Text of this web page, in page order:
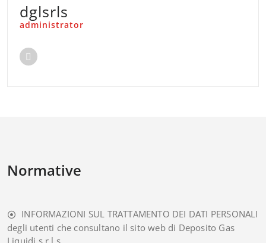
dglsrls
administrator
Normative
INFORMAZIONI SUL TRATTAMENTO DEI DATI PERSONALI
degli utenti che consultano il sito web di Deposito Gas